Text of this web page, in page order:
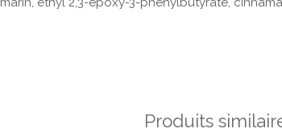
Produits